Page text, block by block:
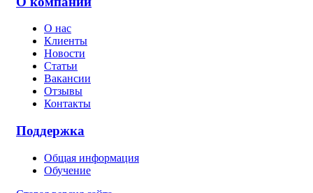
О нас
Клиенты
Новости
Статьи
Вакансии
Отзывы
Контакты
Поддержка
Общая информация
Обучение